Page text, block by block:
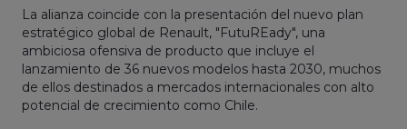
La alianza coincide con la presentación del nuevo plan
estratégico global de Renault, "FutuREady", una
ambiciosa ofensiva de producto que incluye el
lanzamiento de 36 nuevos modelos hasta 2030, muchos
de ellos destinados a mercados internacionales con alto
potencial de crecimiento como Chile.